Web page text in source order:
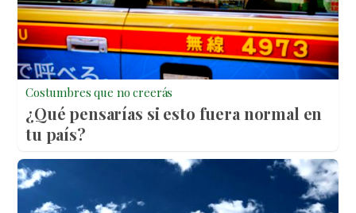
Costumbres que no creerás
¿Qué pensarías si esto fuera normal en
tu país?